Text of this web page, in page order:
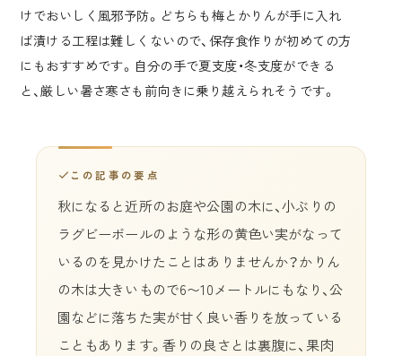
けでおいしく風邪予防。どちらも梅とかりんが手に入れ
ば漬ける工程は難しくないので、保存食作りが初めての方
にもおすすめです。自分の手で夏支度・冬支度ができる
と、厳しい暑さ寒さも前向きに乗り越えられそうです。
この記事の要点
秋になると近所のお庭や公園の木に、小ぶりの
ラグビーボールのような形の黄色い実がなって
いるのを見かけたことはありませんか？かりん
の木は大きいもので6〜10メートルにもなり、公
園などに落ちた実が甘く良い香りを放っている
こともあります。香りの良さとは裏腹に、果肉